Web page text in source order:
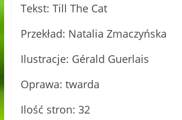
Tekst: Till The Cat
Przekład: Natalia Zmaczyńska
Ilustracje: Gérald Guerlais
Oprawa: twarda
Ilość stron: 32